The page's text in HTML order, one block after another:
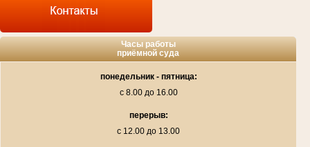
Часы работы
приёмной суда
понедельник - пятница:
с 8.00 до 16.00
перерыв:
с 12.00 до 13.00